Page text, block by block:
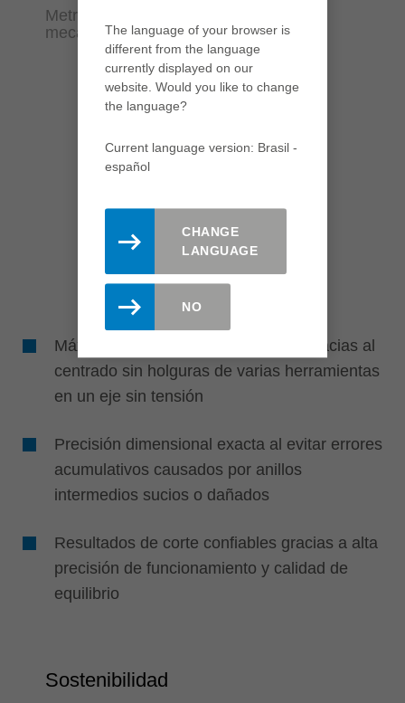
Metro lineal por metro lineal calidad de
mecanizado perfecta
Máxima calidad de procesamiento gracias al
centrado sin holguras de varias herramientas
en un eje sin tensión
Precisión dimensional exacta al evitar errores
acumulativos causados ​​por anillos
intermedios sucios o dañados
Resultados de corte confiables gracias a alta
precisión de funcionamiento y calidad de
equilibrio
Sostenibilidad
The language of your browser is
different from the language
currently displayed on our
website. Would you like to change
the language?
Current language version: Brasil -
español
CHANGE
LANGUAGE
NO